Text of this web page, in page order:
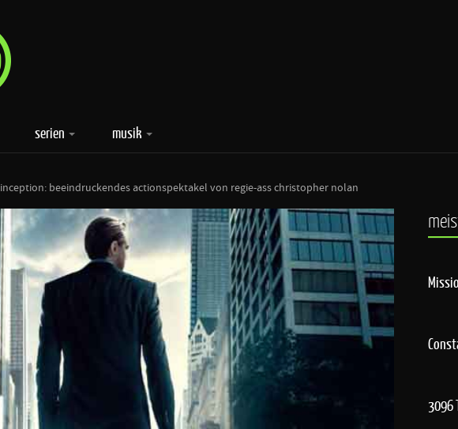
serien musik
inception: beeindruckendes actionspektakel von regie-ass christopher nolan
3096